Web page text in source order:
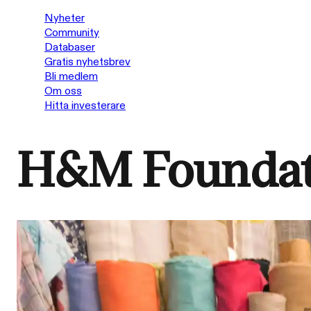
Nyheter
Community
Databaser
Gratis nyhetsbrev
Bli medlem
Om oss
Hitta investerare
H&M